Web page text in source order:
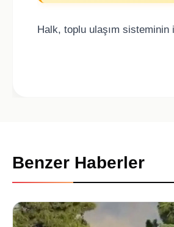
Halk, toplu ulaşım sisteminin
Benzer Haberler